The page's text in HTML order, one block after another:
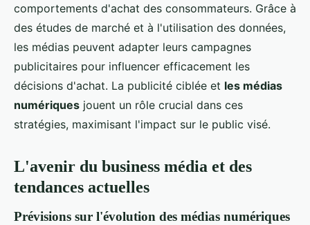
comportements d'achat des consommateurs. Grâce à
des études de marché et à l'utilisation des données,
les médias peuvent adapter leurs campagnes
publicitaires pour influencer efficacement les
décisions d'achat. La publicité ciblée et les médias
numériques jouent un rôle crucial dans ces
stratégies, maximisant l'impact sur le public visé.
L'avenir du business média et des
tendances actuelles
Prévisions sur l'évolution des médias numériques